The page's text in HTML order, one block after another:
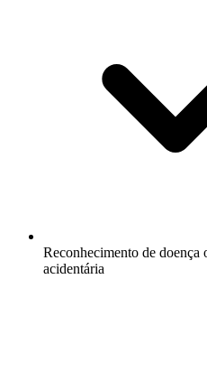
Reconhecimento de doença
acidentária